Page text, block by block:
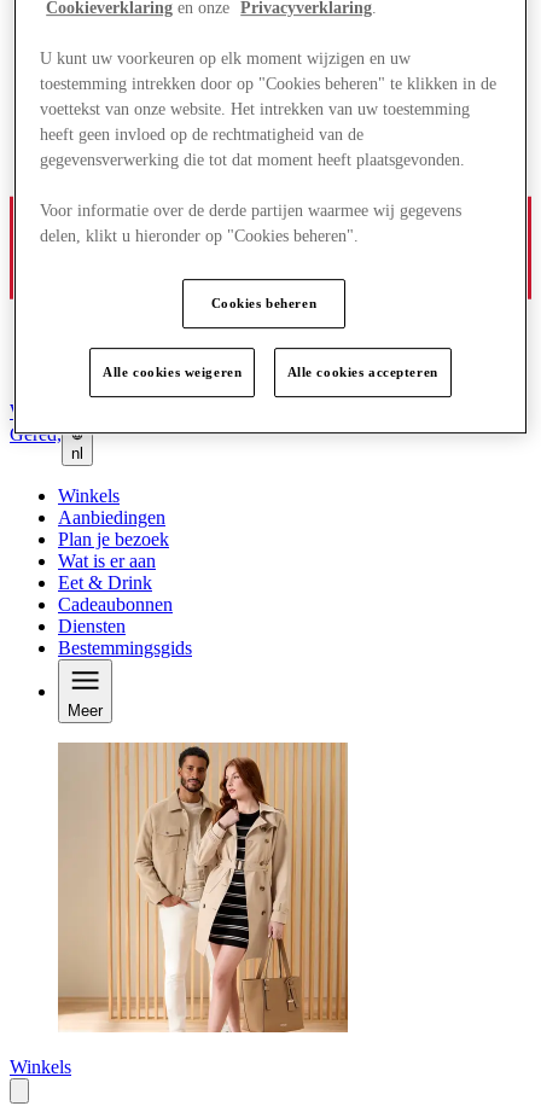
Word lid van de Club
Gered,
nl
Winkels
Aanbiedingen
Plan je bezoek
Wat is er aan
Eet & Drink
Cadeaubonnen
Diensten
Bestemmingsgids
Meer
Winkels
Cookieverklaring en onze Privacyverklaring.
U kunt uw voorkeuren op elk moment wijzigen en uw
toestemming intrekken door op "Cookies beheren" te klikken in de
voettekst van onze website. Het intrekken van uw toestemming
heeft geen invloed op de rechtmatigheid van de
gegevensverwerking die tot dat moment heeft plaatsgevonden.
Voor informatie over de derde partijen waarmee wij gegevens
delen, klikt u hieronder op "Cookies beheren".
Cookies beheren
Alle cookies weigeren Alle cookies accepteren